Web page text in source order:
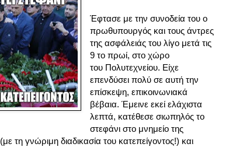
Έφτασε με την συνοδεία του ο
πρωθυπουργός και τους άντρες
της ασφάλειάς του λίγο μετά τις
9 το πρωί, στο χώρο
του Πολυτεχνείου. Είχε
επενδύσει πολύ σε αυτή την
επίσκεψη, επικοινωνιακά
βέβαια. Έμεινε εκείελάχιστα
λεπτά, κατέθεσε σιωπηλός το
στεφάνι στο μνημείο της
(με τη γνώριμη διαδικασία του κατεπείγοντος!) και